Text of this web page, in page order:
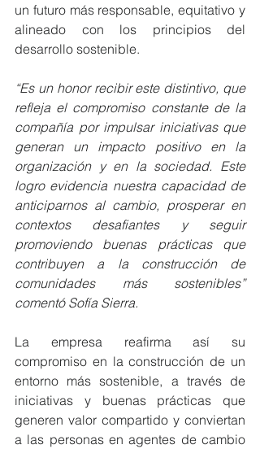
un futuro más responsable, equitativo y
alineado con los principios del
desarrollo sostenible.
“Es un honor recibir este distintivo, que
refleja el compromiso constante de la
compañía por impulsar iniciativas que
generan un impacto positivo en la
organización y en la sociedad. Este
logro evidencia nuestra capacidad de
anticiparnos al cambio, prosperar en
contextos desafiantes y seguir
promoviendo buenas prácticas que
contribuyen a la construcción de
comunidades más sostenibles”
comentó Sofía Sierra.
La empresa reafirma así su
compromiso en la construcción de un
entorno más sostenible, a través de
iniciativas y buenas prácticas que
generen valor compartido y conviertan
a las personas en agentes de cambio